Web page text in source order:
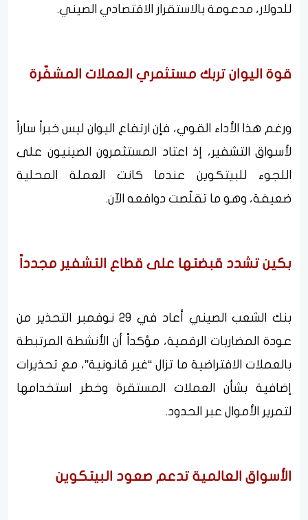
للدولار، مدعومة بالاستقرار الاقتصادي الصيني.
قوة اليوان تربك مستثمري العملات المشفّرة
ورغم هذا الأداء القوي، فإن ارتفاع اليوان ليس خبراً ساراً
لأسواق التشفير، إذ اعتاد المستثمرون الصينيون على
اللجوء للبيتكوين عندما كانت العملة المحلية
ضعيفة، وهو ما تقلّصت دوافعه الآن.
بكين تشدد قبضتها على قطاع التشفير مجدداً
بنك الشعب الصيني أعاد في 29 نوفمبر التحذير من
عودة المضاربات الرقمية، مؤكداً أن الأنشطة المرتبطة
بالعملات الافتراضية ما تزال “غير قانونية”، مع تحذيرات
إضافية بشأن العملات المستقرة وخطر استخدامها
لتمرير الأموال عبر الحدود.
الأسواق العالمية تدعم صعود البيتكوين